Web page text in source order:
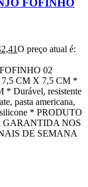
FOFINHO
O preço atual é:
02
CM X 7,5 CM *
Durável, resistente
pasta americana,
silicone * PRODUTO
GARANTIDA NOS
DE SEMANA